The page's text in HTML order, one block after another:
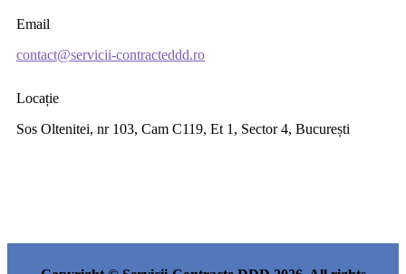
Email
contact@servicii-contracteddd.ro
Locație
Sos Oltenitei, nr 103, Cam C119, Et 1, Sector 4, București